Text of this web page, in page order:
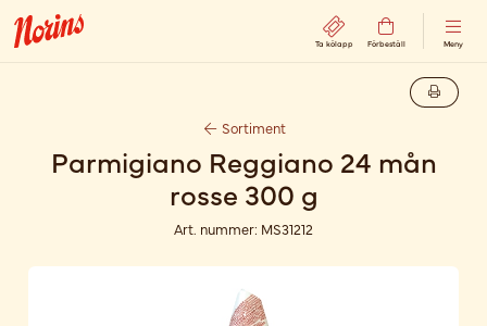
Ta kölapp Förbeställ Meny
Sortiment
Parmigiano Reggiano 24 mån
rosse 300 g
Art. nummer: MS31212